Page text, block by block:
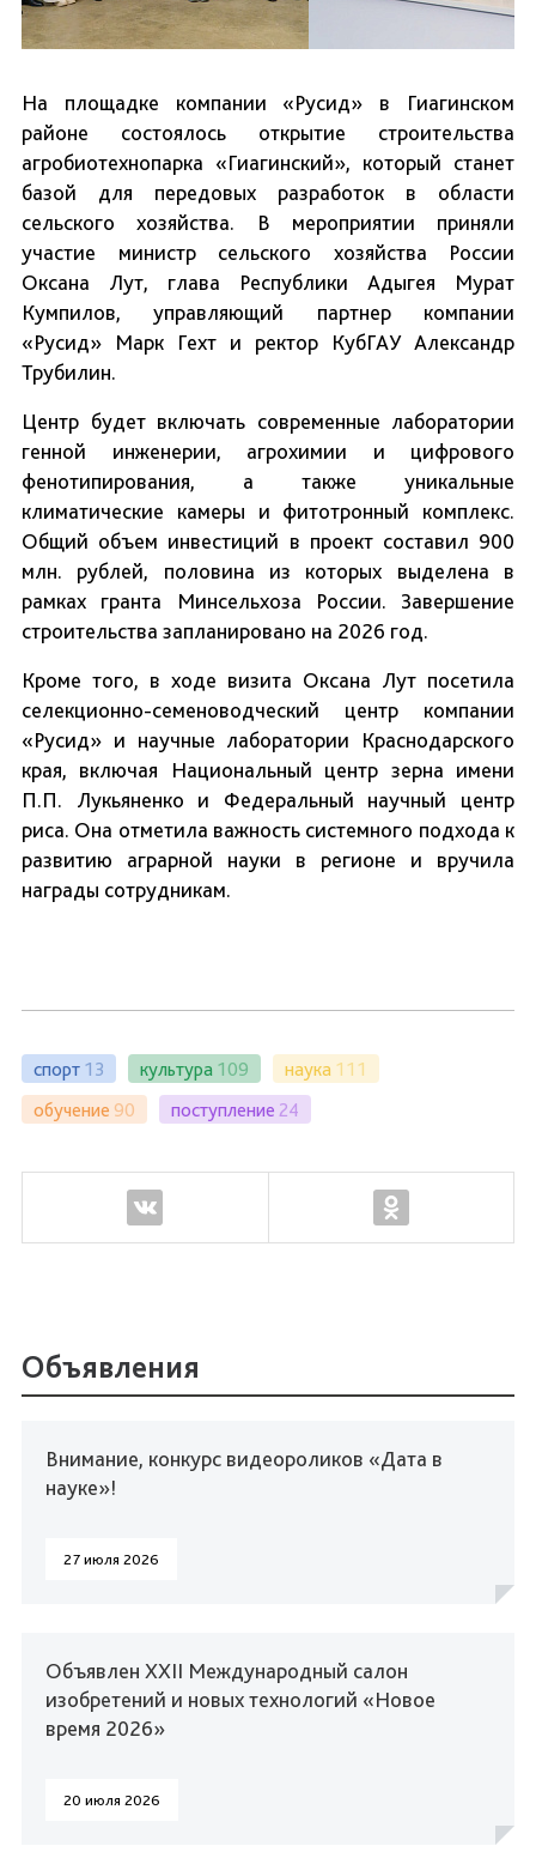
На площадке компании «Русид» в Гиагинском
районе состоялось открытие строительства
агробиотехнопарка «Гиагинский», который станет
базой для передовых разработок в области
сельского хозяйства. В мероприятии приняли
участие министр сельского хозяйства России
Оксана Лут, глава Республики Адыгея Мурат
Кумпилов, управляющий партнер компании
«Русид» Марк Гехт и ректор КубГАУ Александр
Трубилин.
Центр будет включать современные лаборатории
генной инженерии, агрохимии и цифрового
фенотипирования, а также уникальные
климатические камеры и фитотронный комплекс.
Общий объем инвестиций в проект составил 900
млн. рублей, половина из которых выделена в
рамках гранта Минсельхоза России. Завершение
строительства запланировано на 2026 год.
Кроме того, в ходе визита Оксана Лут посетила
селекционно-семеноводческий центр компании
«Русид» и научные лаборатории Краснодарского
края, включая Национальный центр зерна имени
П.П. Лукьяненко и Федеральный научный центр
риса. Она отметила важность системного подхода к
развитию аграрной науки в регионе и вручила
награды сотрудникам.
спорт 13 культура 109 наука 111
обучение 90 поступление 24
Объявления
Внимание, конкурс видеороликов «Дата в
науке»!
27 июля 2026
Объявлен XXII Международный салон
изобретений и новых технологий «Новое
время 2026»
20 июля 2026